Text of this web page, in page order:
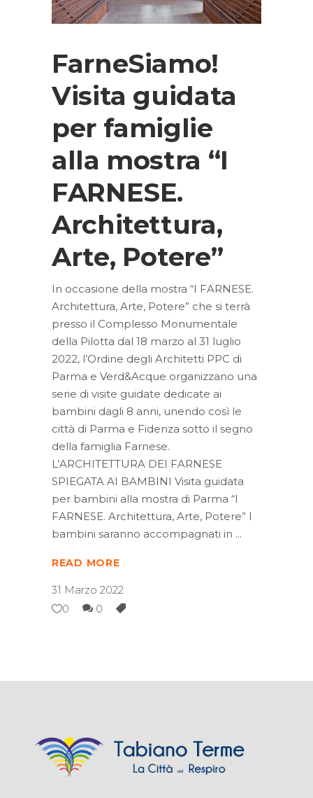
FarneSiamo!
Visita guidata
per famiglie
alla mostra “I
FARNESE.
Architettura,
Arte, Potere”
In occasione della mostra “I FARNESE.
Architettura, Arte, Potere” che si terrà
presso il Complesso Monumentale
della Pilotta dal 18 marzo al 31 luglio
2022, l’Ordine degli Architetti PPC di
Parma e Verd&Acque organizzano una
serie di visite guidate dedicate ai
bambini dagli 8 anni, unendo così le
città di Parma e Fidenza sotto il segno
della famiglia Farnese.
L’ARCHITETTURA DEI FARNESE
SPIEGATA AI BAMBINI Visita guidata
per bambini alla mostra di Parma “I
FARNESE. Architettura, Arte, Potere” I
bambini saranno accompagnati in
READ MORE
31 Marzo 2022
0
0